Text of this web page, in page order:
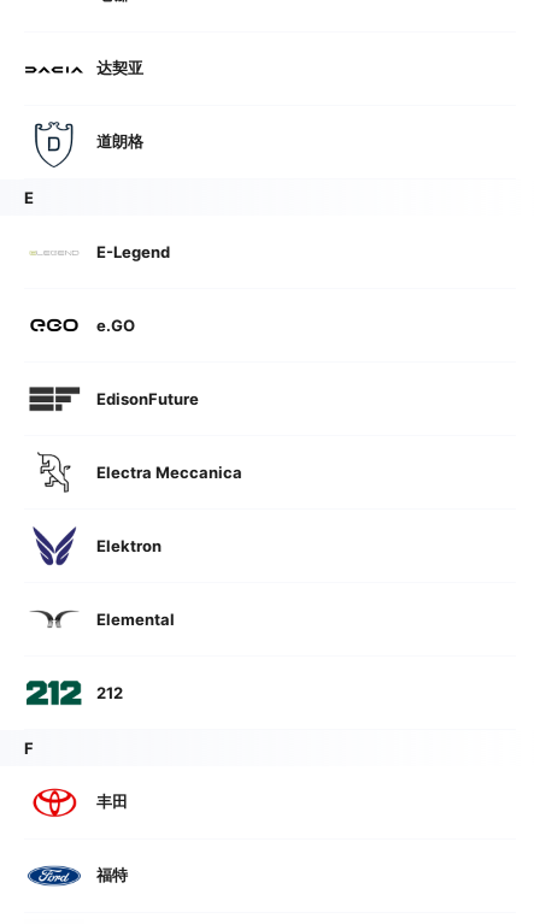
达契亚
道朗格
E
E-Legend
e.GO
EdisonFuture
Electra Meccanica
Elektron
Elemental
212
F
丰田
福特